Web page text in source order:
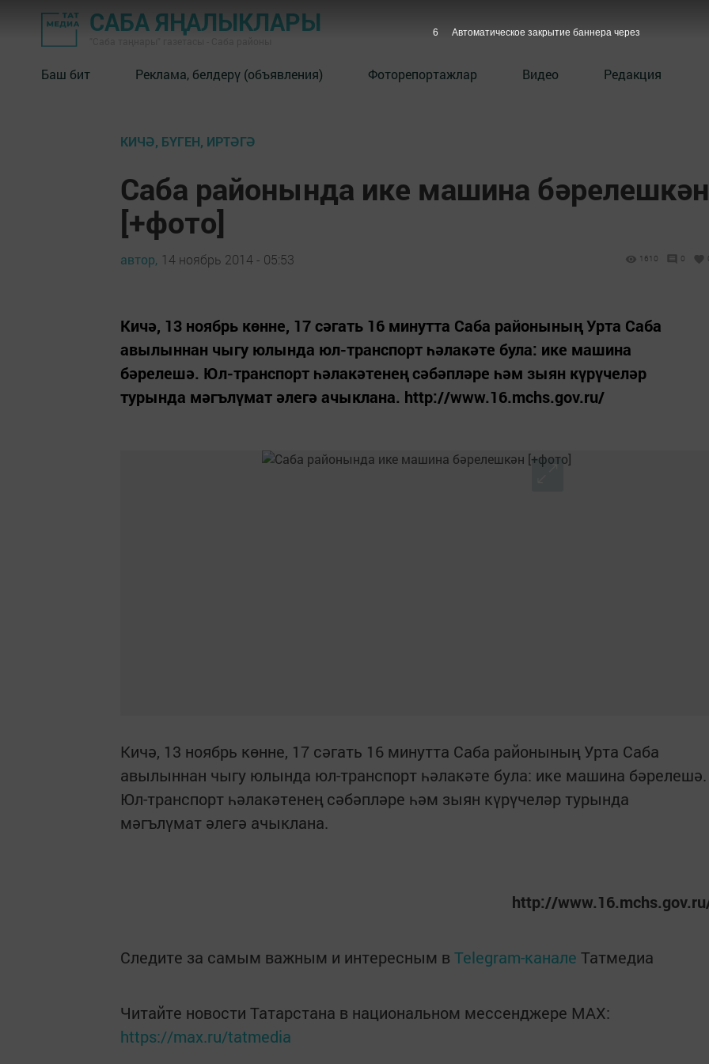
САБА ЯҢАЛЫКЛАРЫ
Баш бит Реклама, белдерү (объявления) Фоторепортажлар Видео Редакция
КИЧӘ, БҮГЕН, ИРТӘГӘ
Саба районында ике машина бәрелешкән
[+фото]
автор, 14 ноябрь 2014 - 05:53 1610 0
Кичә, 13 ноябрь көнне, 17 сәгать 16 минутта Саба районының Урта Саба
авылыннан чыгу юлында юл-транспорт һәлакәте була: ике машина
бәрелешә. Юл-транспорт һәлакәтенең сәбәпләре һәм зыян күрүчеләр
турында мәгълүмат әлегә ачыклана. http://www.16.mchs.gov.ru/
Кичә, 13 ноябрь көнне, 17 сәгать 16 минутта Саба районының Урта Саба
авылыннан чыгу юлында юл-транспорт һәлакәте була: ике машина бәрелешә.
Юл-транспорт һәлакәтенең сәбәпләре һәм зыян күрүчеләр турында
мәгълүмат әлегә ачыклана.
http://
Следите за самым важным и интересным в Telegram-канале Татмедиа
Читайте новости Татарстана в национальном мессенджере MАХ:
https://max.ru/tatmedia
5 Автоматическое закрытие баннера через